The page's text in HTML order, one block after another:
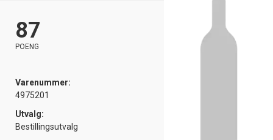
87
POENG
Varenummer:
4975201
Utvalg:
Bestillingsutvalg